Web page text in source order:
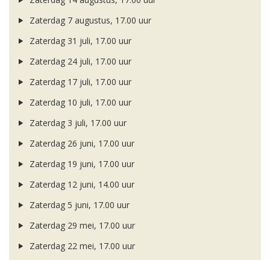
Zaterdag 7 augustus, 17.00 uur
Zaterdag 31 juli, 17.00 uur
Zaterdag 24 juli, 17.00 uur
Zaterdag 17 juli, 17.00 uur
Zaterdag 10 juli, 17.00 uur
Zaterdag 3 juli, 17.00 uur
Zaterdag 26 juni, 17.00 uur
Zaterdag 19 juni, 17.00 uur
Zaterdag 12 juni, 14.00 uur
Zaterdag 5 juni, 17.00 uur
Zaterdag 29 mei, 17.00 uur
Zaterdag 22 mei, 17.00 uur